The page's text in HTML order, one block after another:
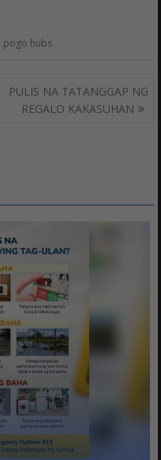
pogo hubs
PULIS NA TATANGGAP NG
REGALO KAKASUHAN